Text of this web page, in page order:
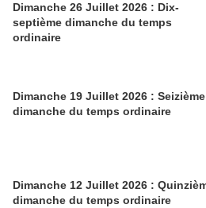
Dimanche 26 Juillet 2026 : Dix-
septième dimanche du temps
ordinaire
Dimanche 19 Juillet 2026 : Seizième
dimanche du temps ordinaire
Dimanche 12 Juillet 2026 : Quinzième
dimanche du temps ordinaire